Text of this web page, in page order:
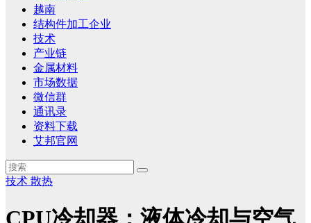
越南
结构件加工企业
技术
产业链
金属材料
市场数据
微信群
通讯录
资料下载
艾邦官网
技术 散热